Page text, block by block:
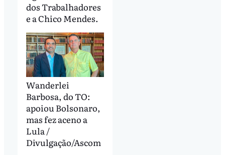
dos Trabalhadores
e a Chico Mendes.
Wanderlei
Barbosa, do TO:
apoiou Bolsonaro,
mas fez aceno a
Lula /
Divulgação/Ascom